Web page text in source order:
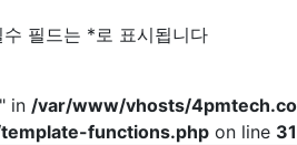
수 필드는 *로 표시됩니다
in /var/www/vhosts/
functions.php on line